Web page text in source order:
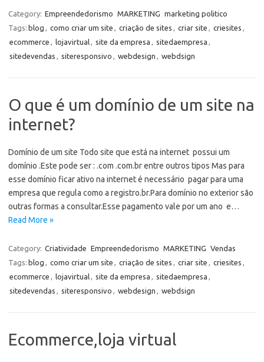
Category: Empreendedorismo MARKETING marketing politico
Tags: blog , como criar um site , criação de sites , criar site , criesites ,
ecommerce , lojavirtual, site da empresa , sitedaempresa ,
sitedevendas , siteresponsivo , webdesign , webdsign
O que é um domínio de um site na
internet?
Domínio de um site Todo site que está na internet possui um
domínio .Este pode ser : .com .com.br entre outros tipos Mas para
esse domínio ficar ativo na internet é necessário pagar para uma
empresa que regula como a registro.br.Para domínio no exterior são
outras formas a consultar.Esse pagamento vale por um ano e…
Read More »
Category: Criatividade Empreendedorismo MARKETING Vendas
Tags: blog , como criar um site , criação de sites , criar site , criesites ,
ecommerce , lojavirtual, site da empresa , sitedaempresa ,
sitedevendas , siteresponsivo , webdesign , webdsign
Ecommerce,loja virtual